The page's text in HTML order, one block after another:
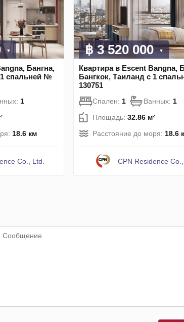
Бангна,
1 спальней №
1
18.6 км
Co., Ltd.
฿ 3 520 000
Квартира в Escent Bangna,
Бангкок, Таиланд с 1
130751
Спален: 1 Ванных: 1
Площадь:32.86 м²
Расстояние до моря: 18.6
CPN Residence Co.,